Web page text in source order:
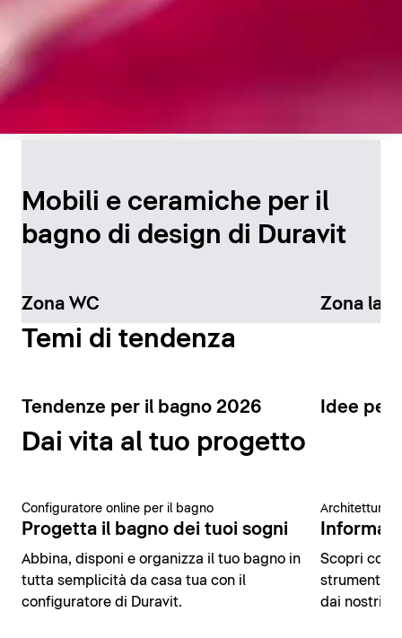
il bagno
Scopri di più
Mobili e ceramiche per il
bagno di design di Duravit
Zona WC Zona
Temi di tendenza
Tendenze per il bagno 2026 Idee per
Dai vita al tuo progetto
Configuratore online per il bagno
Progetta il bagno dei tuoi sogni
Abbina, disponi e organizza il tuo bagno in
tutta semplicità da casa tua con il
configuratore di Duravit.
Architettura
Scopri
strumenti
dai nostri